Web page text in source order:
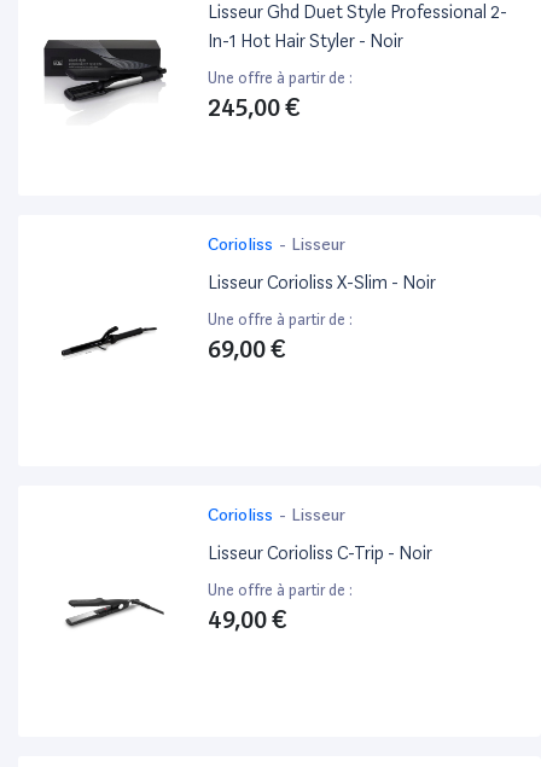
Lisseur Ghd Duet Style Professional 2-
In-1 Hot Hair Styler - Noir
Une offre à partir de :
245,00 €
Corioliss - Lisseur
Lisseur Corioliss X-Slim - Noir
Une offre à partir de :
69,00 €
Corioliss - Lisseur
Lisseur Corioliss C-Trip - Noir
Une offre à partir de :
49,00 €